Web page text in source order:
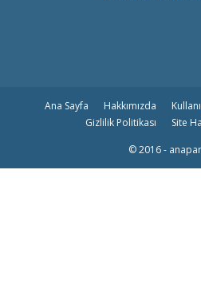
Ana Sayfa Hakkımızda
Gizlilik Politikası
Site
© 2016 -